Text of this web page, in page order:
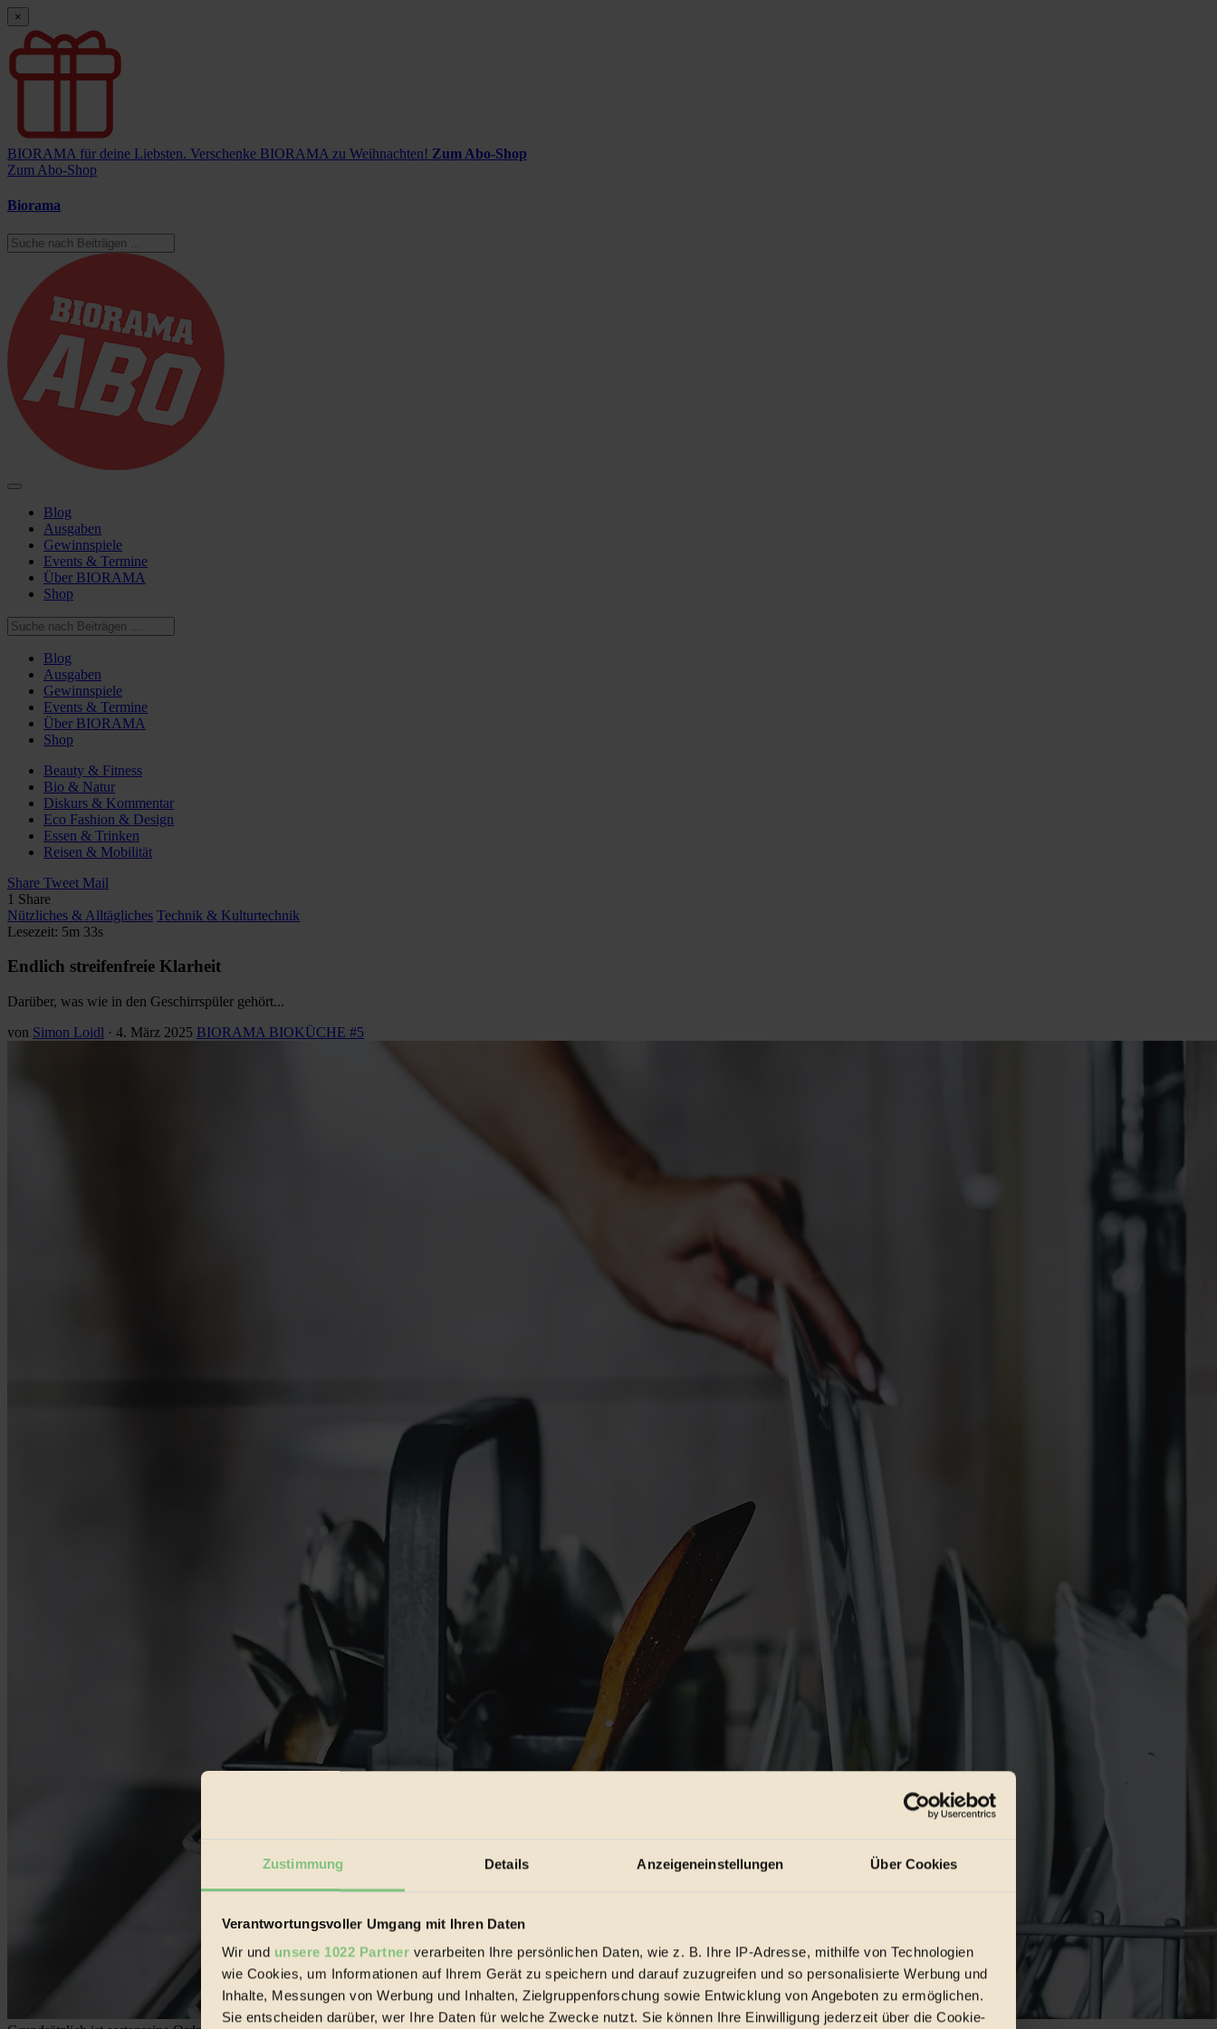
Zustimmung Details Anzeigeneinstellungen Über Cookies
Verantwortungsvoller Umgang mit Ihren Daten
Wir und unsere 1022 Partner verarbeiten Ihre persönlichen Daten, wie z. B. Ihre IP-Adresse, mithilfe von Technologien
wie Cookies, um Informationen auf Ihrem Gerät zu speichern und darauf zuzugreifen und so personalisierte Werbung und
Inhalte, Messungen von Werbung und Inhalten, Zielgruppenforschung sowie Entwicklung von Angeboten zu ermöglichen.
Sie entscheiden darüber, wer Ihre Daten für welche Zwecke nutzt. Sie können Ihre Einwilligung jederzeit über die Cookie-
×
BIORAMA für deine Liebsten. Verschenke BIORAMA zu Weihnachten! Zum Abo-Shop
Zum Abo-Shop
Biorama
Blog
Ausgaben
Gewinnspiele
Events & Termine
Über BIORAMA
Shop
Blog
Ausgaben
Gewinnspiele
Events & Termine
Über BIORAMA
Shop
Beauty & Fitness
Bio & Natur
Diskurs & Kommentar
Eco Fashion & Design
Essen & Trinken
Reisen & Mobilität
Share Tweet Mail
1 Share
Nützliches & Alltägliches Technik & Kulturtechnik
Lesezeit: 5m 33s
Endlich streifenfreie Klarheit
Darüber, was wie in den Geschirrspüler gehört...
von Simon Loidl · 4. März 2025 BIORAMA BIOKÜCHE #5